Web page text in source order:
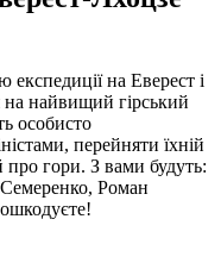
на Еверест і
на найвищий гірський
особисто
перейняти їхній
про гори. З вами будуть:
Роман